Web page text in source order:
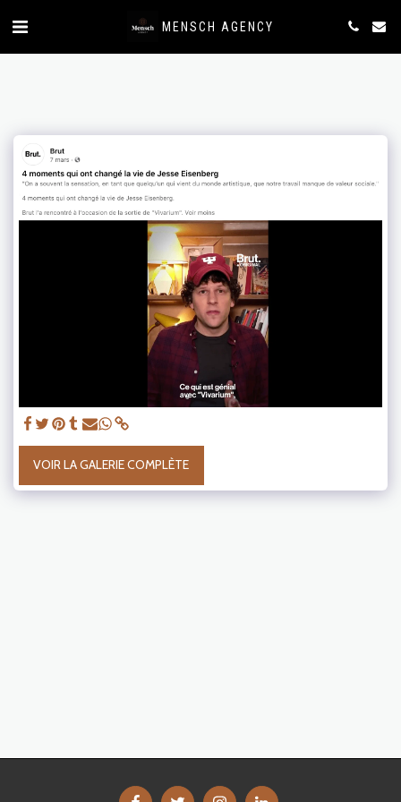
MENSCH AGENCY
VOIR LA GALERIE COMPLÈTE